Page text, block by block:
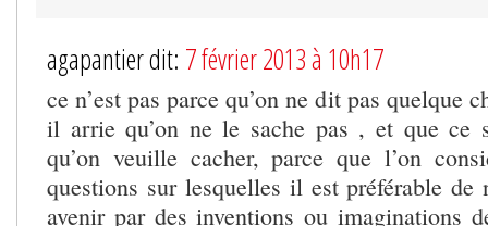
agapantier dit: 7 février 2013 à 10h17
ce n’est pas parce qu’on ne dit pas quelque
il arrie qu’on ne le sache pas , et que ce
qu’on veuille cacher, parce que l’on
questions sur lesquelles il est préférable de
avenir par des inventions ou imaginations